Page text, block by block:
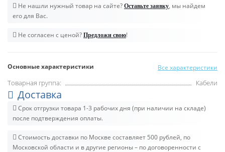
Не нашли нужный товар на сайте? Оставьте заявку, мы найдем
его для Вас.
Не согласен с ценой? Предложи свою!
Основные характеристики Все характеристики
Товарная группа: Кабели
Доставка
Срок отгрузки товара 1-3 рабочих дня (при наличии на складе)
после подтверждения оплаты.
Стоимость доставки по Москве составляет 500 рублей, по
Московской области и в другие регионы – по договоренности с